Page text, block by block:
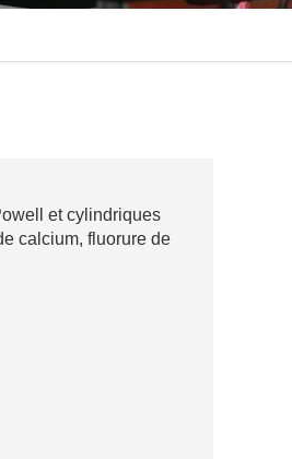
et cylindriques
calcium, fluorure de